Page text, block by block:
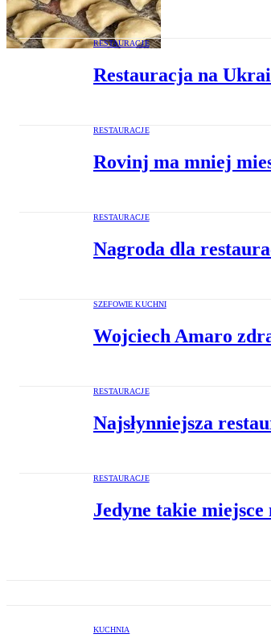
RESTAURACJE
Restauracja na
RESTAURACJE
Rovinj ma mniej
RESTAURACJE
Nagroda dla
SZEFOWIE KUCHNI
Wojciech Amaro
RESTAURACJE
Najsłynniejsza
RESTAURACJE
Jedyne takie
KUCHNIA